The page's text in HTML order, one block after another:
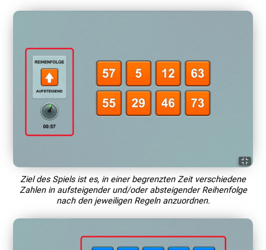
Ziel des Spiels ist es, in einer begrenzten Zeit verschiedene
Zahlen in aufsteigender und/oder absteigender Reihenfolge
nach den jeweiligen Regeln anzuordnen.